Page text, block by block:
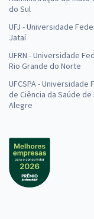
do Sul
UFJ - Universidade
Jataí
UFRN - Universidade
Rio Grande do Norte
UFCSPA - Universidade
de Ciência da Saúde
Alegre